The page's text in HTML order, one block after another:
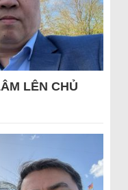
LÊN CHỦ